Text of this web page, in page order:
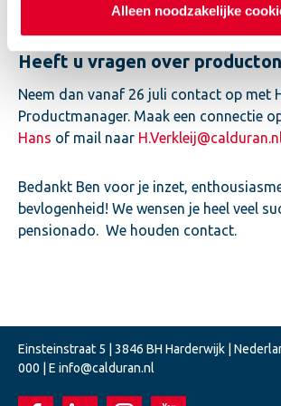
Alleen noodzakelijke
h.ekkelkamp@calduran.nl.
Heeft u vragen over
Neem dan vanaf 26 juli contact op met
Productmanager. Maak een connectie
Hans of mail naar
Bedankt Ben voor je inzet,
bevlogenheid! We wensen je heel veel
pensionado. We houden contact.
Einsteinstraat 5 | 3846 BH Harderwijk |
000 | E info@calduran.nl